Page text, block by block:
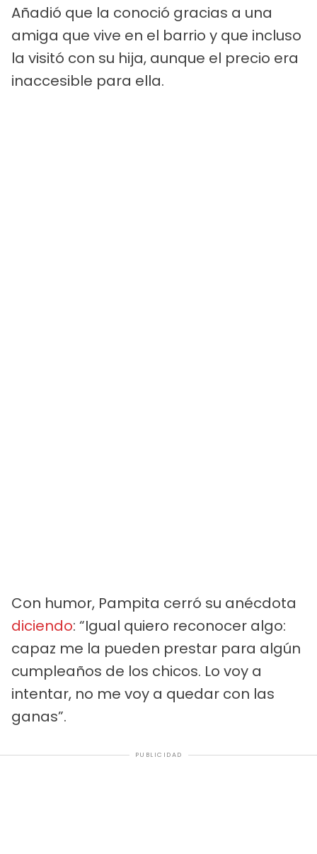
Añadió que la conoció gracias a una
amiga que vive en el barrio y que incluso
la visitó con su hija, aunque el precio era
inaccesible para ella.
Con humor, Pampita cerró su anécdota
diciendo: “Igual quiero reconocer algo:
capaz me la pueden prestar para algún
cumpleaños de los chicos. Lo voy a
intentar, no me voy a quedar con las
ganas”.
PUBLICIDAD